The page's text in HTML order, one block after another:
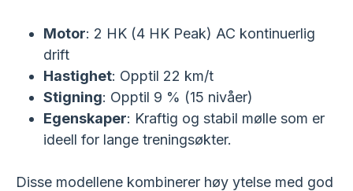
Motor: 2 HK (4 HK Peak) AC kontinuerlig
drift
Hastighet: Opptil 22 km/t
Stigning: Opptil 9 % (15 nivåer)
Egenskaper: Kraftig og stabil mølle som er
ideell for lange treningsøkter.
Disse modellene kombinerer høy ytelse med god